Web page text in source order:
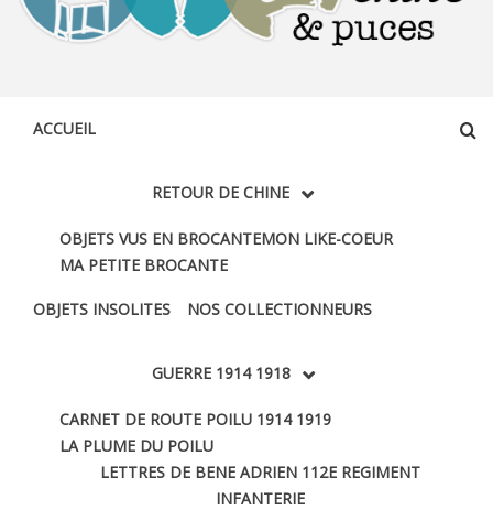
ACCUEIL
RETOUR DE CHINE
OBJETS VUS EN BROCANTEMON LIKE-COEUR
MA PETITE BROCANTE
OBJETS INSOLITES NOS COLLECTIONNEURS
GUERRE 1914 1918
CARNET DE ROUTE POILU 1914 1919
LA PLUME DU POILU
LETTRES DE BENE ADRIEN 112E REGIMENT
INFANTERIE